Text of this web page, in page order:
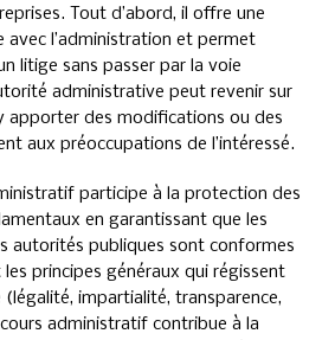
Tout d’abord, il offre une
avec l’administration et permet
litige sans passer par la voie
administrative peut revenir sur
apporter des modifications ou des
aux préoccupations de l’intéressé.
participe à la protection des
en garantissant que les
autorités publiques sont conformes
principes généraux qui régissent
(légalité, impartialité, transparence,
administratif contribue à la